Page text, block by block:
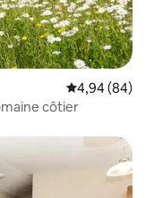
Évaluation
4,94 (84)
côtier